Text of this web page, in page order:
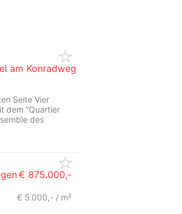
am Konradweg
Seite Vier
dem "Quartier
des
€ 875.000,-
€ 5.000,- / m²